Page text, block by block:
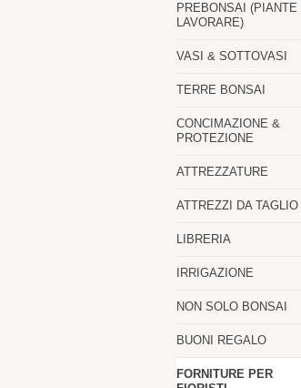
PREBONSAI (PIANTE
LAVORARE)
VASI & SOTTOVASI
TERRE BONSAI
CONCIMAZIONE &
PROTEZIONE
ATTREZZATURE
ATTREZZI DA TAGLIO
LIBRERIA
IRRIGAZIONE
NON SOLO BONSAI
BUONI REGALO
FORNITURE PER